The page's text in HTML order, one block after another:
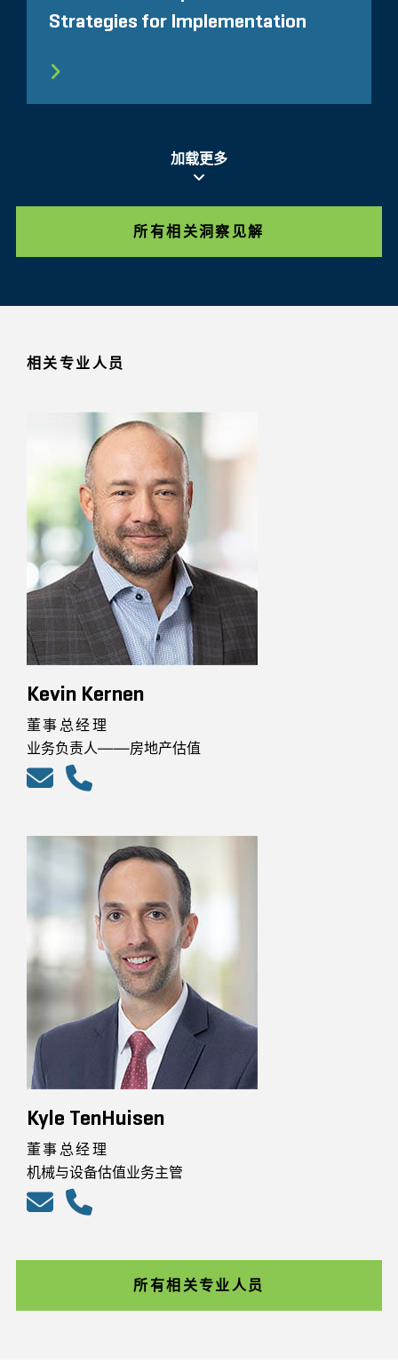
Strategies for Implementation
加载更多
所有相关洞察见解
相关专业人员
Kevin Kernen
董事总经理
业务负责人——房地产估值
Kyle TenHuisen
董事总经理
机械与设备估值业务主管
所有相关专业人员